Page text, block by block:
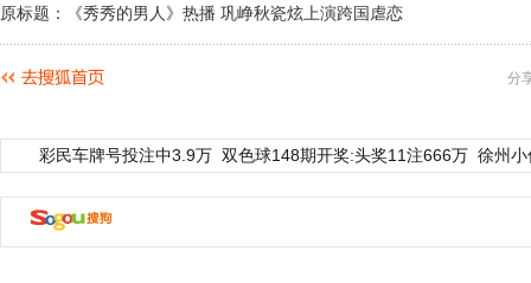
原标题：《秀秀的男人》热播 巩峥秋瓷炫上演跨国虐恋
分
彩民车牌号投注中3.9万 双色球148期开奖:头奖11注666万 徐州